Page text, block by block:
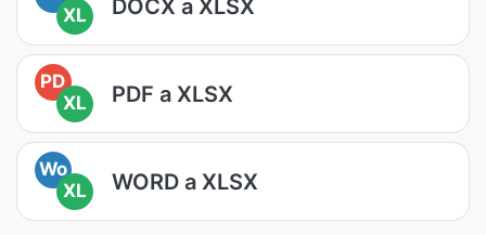
XL
DOCX a XLSX
PD
XL
PDF a XLSX
Wo
XL
WORD a XLSX